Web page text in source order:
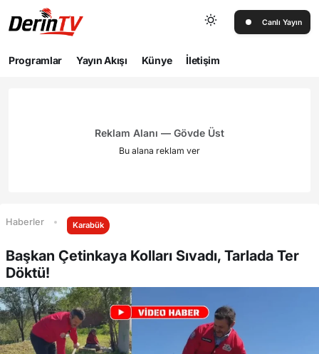
Canlı Yayın
Programlar Yayın Akışı Künye İletişim
Reklam Alanı — Gövde Üst
Bu alana reklam ver
Haberler Karabük
Başkan Çetinkaya Kolları Sıvadı, Tarlada Ter
Döktü!